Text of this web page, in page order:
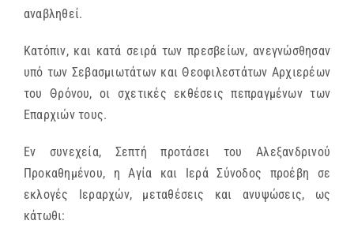
αναβληθεί.
Κατόπιν, και κατά σειρά των πρεσβείων, ανεγνώσθησαν
υπό των Σεβασμιωτάτων και Θεοφιλεστάτων Αρχιερέων
του Θρόνου, οι σχετικές εκθέσεις πεπραγμένων των
Επαρχιών τους.
Εν συνεχεία, Σεπτή προτάσει του Αλεξανδρινού
Προκαθημένου, η Αγία και Ιερά Σύνοδος προέβη σε
εκλογές Ιεραρχών, μεταθέσεις και ανυψώσεις, ως
κάτωθι: